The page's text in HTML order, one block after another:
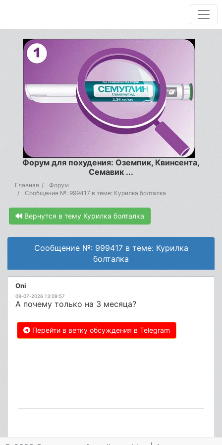
Форум для похудения: Оземпик, Квинсента,
Семавик ...
Главная
Форум
Сообщение №: 999417 в теме: Курилка болталка
Вернутся в тему Курилка болталка
Сообщение №: 999417 в теме: Курилка
болталка
Oni
09-07-2026 13:09:57
А почему только на 3 месяца?
Перейти в ветку обсуждения в Telegram